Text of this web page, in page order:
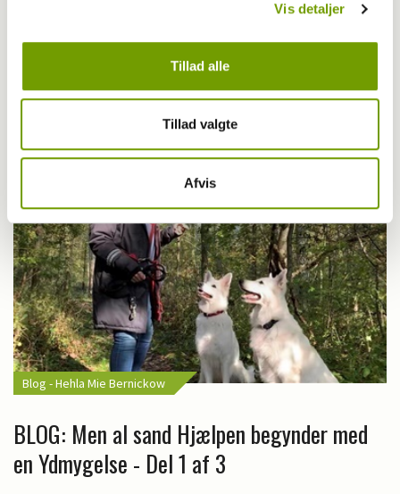
Vis detaljer
Tillad alle
Tillad valgte
Afvis
Forskning: Minimerer stress og smerter hos
hunde og ejere
Blog - Hehla Mie Bernickow
BLOG: Men al sand Hjælpen begynder med
en Ydmygelse - Del 1 af 3